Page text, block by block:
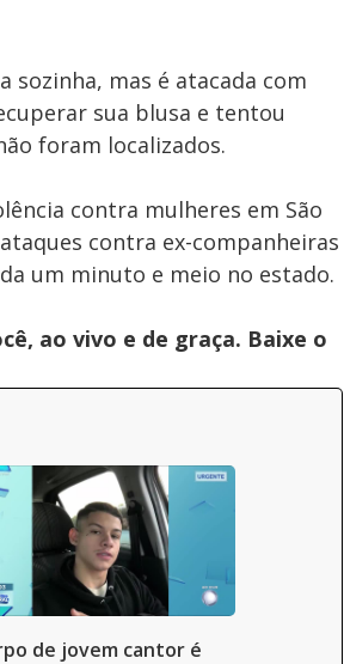
sozinha, mas é atacada com
sua blusa e tentou
foram localizados.
contra mulheres em São
contra ex-companheiras
um minuto e meio no estado.
ao vivo e de graça. Baixe o
de jovem cantor é